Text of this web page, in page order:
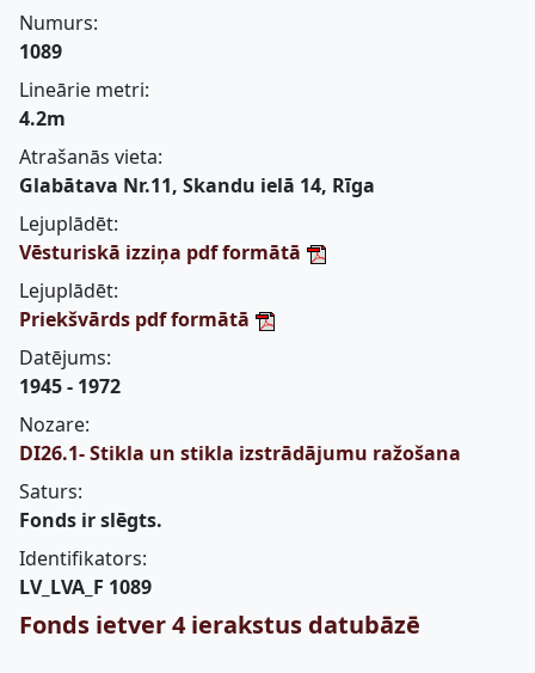
Numurs:
1089
Lineārie metri:
4.2m
Atrašanās vieta:
Glabātava Nr.11, Skandu ielā 14, Rīga
Lejuplādēt:
Vēsturiskā izziņa pdf formātā
Lejuplādēt:
Priekšvārds pdf formātā
Datējums:
1945 - 1972
Nozare:
DI26.1- Stikla un stikla izstrādājumu ražošana
Saturs:
Fonds ir slēgts.
Identifikators:
LV_LVA_F 1089
Fonds ietver 4 ierakstus datubāzē